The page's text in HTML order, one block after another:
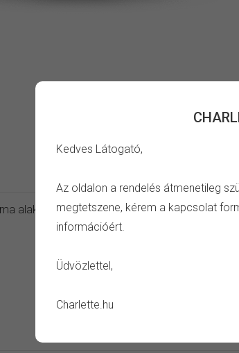
Kedves Látogató,
Az oldalon a rendelés átmenetileg
megtetszene, kérem a kapcsolat
információért.
Üdvözlettel,
Charlette.hu
alakú vörös és zöld köves charm.